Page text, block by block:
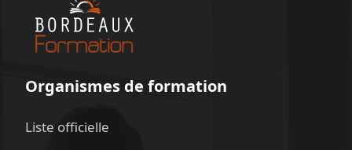
Organismes de formation
Liste officielle